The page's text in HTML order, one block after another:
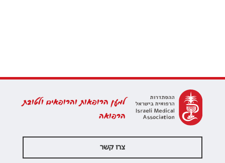
למען הרופאות והרופאים ולטובת
הרפואה
צרו קשר